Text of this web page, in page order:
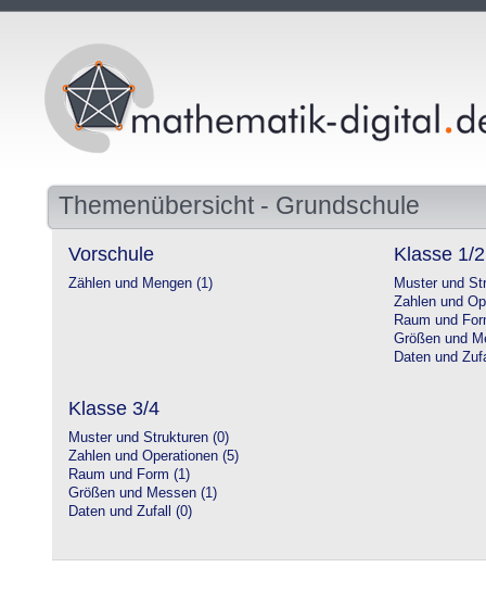
Themenübersicht - Grundschule
Vorschule
Zählen und Mengen (1)
Klasse 1/2
Muster und
Zahlen und
Raum und
Größen und
Daten und
Klasse 3/4
Muster und Strukturen (0)
Zahlen und Operationen (5)
Raum und Form (1)
Größen und Messen (1)
Daten und Zufall (0)